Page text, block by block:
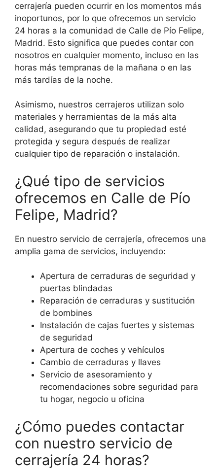
cerrajería pueden ocurrir en los momentos más
inoportunos, por lo que ofrecemos un servicio
24 horas a la comunidad de Calle de Pío Felipe,
Madrid. Esto significa que puedes contar con
nosotros en cualquier momento, incluso en las
horas más tempranas de la mañana o en las
más tardías de la noche.
Asimismo, nuestros cerrajeros utilizan solo
materiales y herramientas de la más alta
calidad, asegurando que tu propiedad esté
protegida y segura después de realizar
cualquier tipo de reparación o instalación.
¿Qué tipo de servicios
ofrecemos en Calle de Pío
Felipe, Madrid?
En nuestro servicio de cerrajería, ofrecemos una
amplia gama de servicios, incluyendo:
Apertura de cerraduras de seguridad y
puertas blindadas
Reparación de cerraduras y sustitución
de bombines
Instalación de cajas fuertes y sistemas
de seguridad
Apertura de coches y vehículos
Cambio de cerraduras y llaves
Servicio de asesoramiento y
recomendaciones sobre seguridad para
tu hogar, negocio u oficina
¿Cómo puedes contactar
con nuestro servicio de
cerrajería 24 horas?